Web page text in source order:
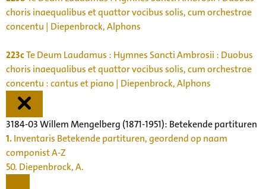
choris inaequalibus et quattor vocibus solis, cum orchestrae
concentu | Diepenbrock, Alphons
223cTe Deum Laudamus : Hymnes Sancti Ambrosii : Duobus
choris inaequalibus et quattor vocibus solis, cum orchestrae
concentu : cantus et piano | Diepenbrock, Alphons
3184-03 Willem Mengelberg (1871-1951): Betekende partituren
1.Inventaris Betekende partituren, geordend op naam
componist A-Z
50. Diepenbrock, A.